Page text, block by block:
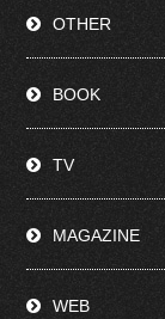
OTHER
BOOK
TV
MAGAZINE
WEB